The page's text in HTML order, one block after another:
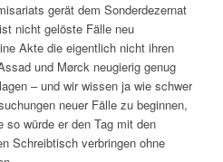
gerät dem Sonderdezernat
nicht gelöste Fälle neu
Akte die eigentlich nicht ihren
und Mørck neugierig genug
– und wir wissen ja wie schwer
neuer Fälle zu beginnen,
so würde er den Tag mit den
Schreibtisch verbringen ohne